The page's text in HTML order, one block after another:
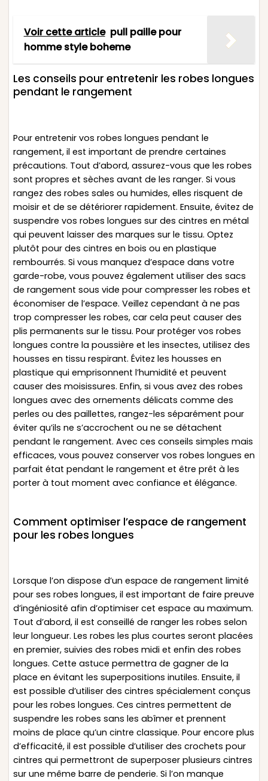
Voir cette article pull paille pour
homme style boheme
Les conseils pour entretenir les robes longues
pendant le rangement
Pour entretenir vos robes longues pendant le
rangement, il est important de prendre certaines
précautions. Tout d’abord, assurez-vous que les robes
sont propres et sèches avant de les ranger. Si vous
rangez des robes sales ou humides, elles risquent de
moisir et de se détériorer rapidement. Ensuite, évitez de
suspendre vos robes longues sur des cintres en métal
qui peuvent laisser des marques sur le tissu. Optez
plutôt pour des cintres en bois ou en plastique
rembourrés. Si vous manquez d’espace dans votre
garde-robe, vous pouvez également utiliser des sacs
de rangement sous vide pour compresser les robes et
économiser de l’espace. Veillez cependant à ne pas
trop compresser les robes, car cela peut causer des
plis permanents sur le tissu. Pour protéger vos robes
longues contre la poussière et les insectes, utilisez des
housses en tissu respirant. Évitez les housses en
plastique qui emprisonnent l’humidité et peuvent
causer des moisissures. Enfin, si vous avez des robes
longues avec des ornements délicats comme des
perles ou des paillettes, rangez-les séparément pour
éviter qu’ils ne s’accrochent ou ne se détachent
pendant le rangement. Avec ces conseils simples mais
efficaces, vous pouvez conserver vos robes longues en
parfait état pendant le rangement et être prêt à les
porter à tout moment avec confiance et élégance.
Comment optimiser l’espace de rangement
pour les robes longues
Lorsque l’on dispose d’un espace de rangement limité
pour ses robes longues, il est important de faire preuve
d’ingéniosité afin d’optimiser cet espace au maximum.
Tout d’abord, il est conseillé de ranger les robes selon
leur longueur. Les robes les plus courtes seront placées
en premier, suivies des robes midi et enfin des robes
longues. Cette astuce permettra de gagner de la
place en évitant les superpositions inutiles. Ensuite, il
est possible d’utiliser des cintres spécialement conçus
pour les robes longues. Ces cintres permettent de
suspendre les robes sans les abîmer et prennent
moins de place qu’un cintre classique. Pour encore plus
d’efficacité, il est possible d’utiliser des crochets pour
cintres qui permettront de superposer plusieurs cintres
sur une même barre de penderie. Si l’on manque